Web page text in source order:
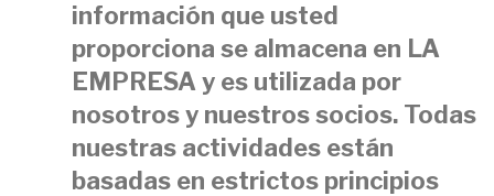
información que usted
proporciona se almacena en LA
EMPRESA y es utilizada por
nosotros y nuestros socios. Todas
nuestras actividades están
basadas en estrictos principios